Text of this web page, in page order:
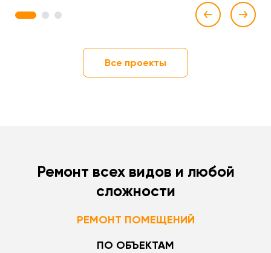
1 2 3
Все проекты
Ремонт всех видов и любой
сложности
РЕМОНТ ПОМЕЩЕНИЙ
ПО ОБЪЕКТАМ